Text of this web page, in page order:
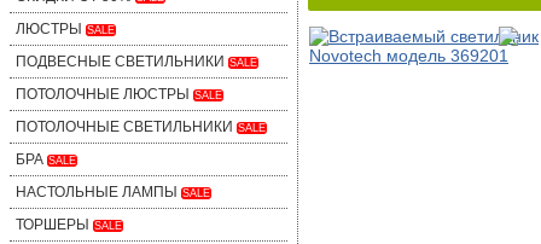
ЛЮСТРЫ SALE
ПОДВЕСНЫЕ СВЕТИЛЬНИКИ SALE
ПОТОЛОЧНЫЕ ЛЮСТРЫ SALE
ПОТОЛОЧНЫЕ СВЕТИЛЬНИКИ SALE
БРА SALE
НАСТОЛЬНЫЕ ЛАМПЫ SALE
ТОРШЕРЫ SALE